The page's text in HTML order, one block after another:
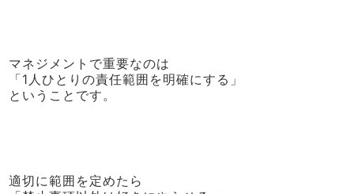
マネジメントで重要なのは
「1人ひとりの責任範囲を明確にする」
ということです。
適切に範囲を定めたら